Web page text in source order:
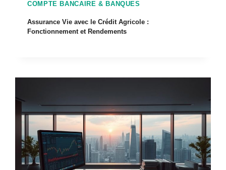
COMPTE BANCAIRE & BANQUES
Assurance Vie avec le Crédit Agricole :
Fonctionnement et Rendements